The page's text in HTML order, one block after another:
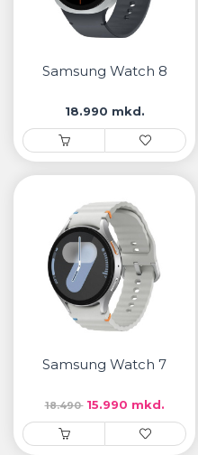
Samsung Watch 8
18.990 mkd.
Samsung Watch 7
18.490 15.990 mkd.
• Samsung
• Xiaomi
РЕМЕНИ ЗА ЧАСОВНИК
• Apple watch
• Galaxy watch
• Останато
PLAYSTATION
AIRTAGS
ПРОЕКТОРИ